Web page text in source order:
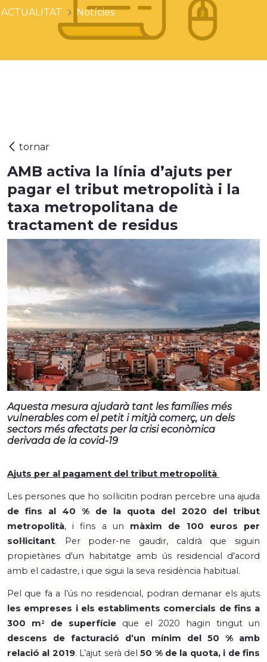
ACTUALITAT Notícies
AMB activa la línia d’ajuts per
pagar el tribut metropolità i la
taxa metropolitana de
tractament de residus
Aquesta mesura ajudarà tant les famílies més
vulnerables com el petit i mitjà comerç, un dels
sectors més afectats per la crisi econòmica
derivada de la covid-19
Ajuts per al pagament del tribut metropolità
de fins al 40 % de la quota del 2020 del tribut
metropolità, i fins a un màxim de 100 euros per
sol·licitant. Per poder-ne gaudir, caldrà que siguin
propietàries d'un habitatge amb ús residencial d'acord
amb el cadastre, i que sigui la seva residència habitual.
les empreses i els establiments comercials de fins a
300 m2 de superfície
descens de facturació d’un mínim del 50 % amb
relació al 2019. L’ajut serà del 50 % de la quota, i de fins